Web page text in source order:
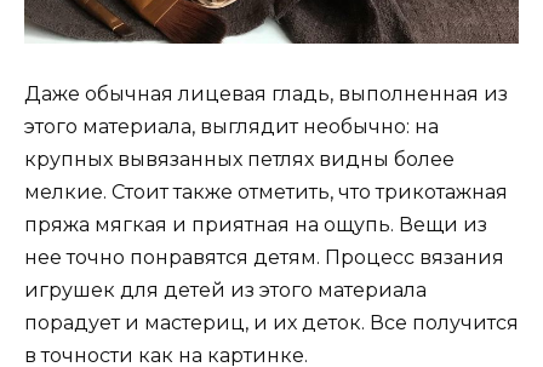
Даже обычная лицевая гладь, выполненная из
этого материала, выглядит необычно: на
крупных вывязанных петлях видны более
мелкие. Стоит также отметить, что трикотажная
пряжа мягкая и приятная на ощупь. Вещи из
нее точно понравятся детям. Процесс вязания
игрушек для детей из этого материала
порадует и мастериц, и их деток. Все получится
в точности как на картинке.